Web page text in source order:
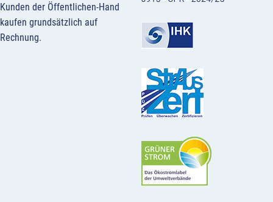
Kunden der Öffentlichen-Hand
kaufen grundsätzlich auf
Rechnung.